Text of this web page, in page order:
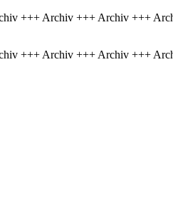
+++ Archiv +++ Archiv +++
+++ Archiv +++ Archiv +++